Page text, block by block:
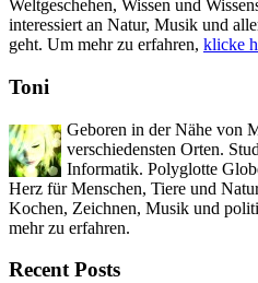
Weltgeschehen, Wissen und
interessiert an Natur, Musik und
geht. Um mehr zu erfahren, klicke
Toni
Geboren in der Nähe von
verschiedensten Orten.
Informatik. Polyglotte
Herz für Menschen, Tiere und
Kochen, Zeichnen, Musik und
mehr zu erfahren.
Recent Posts